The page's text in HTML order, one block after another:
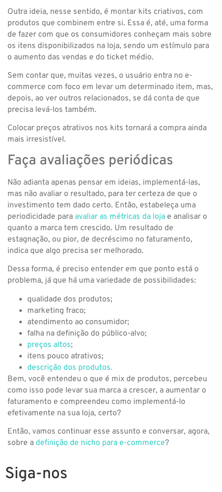
Outra ideia, nesse sentido, é montar kits criativos, com
produtos que combinem entre si. Essa é, até, uma forma
de fazer com que os consumidores conheçam mais sobre
os itens disponibilizados na loja, sendo um estímulo para
o aumento das vendas e do ticket médio.
Sem contar que, muitas vezes, o usuário entra no e-
commerce com foco em levar um determinado item, mas,
depois, ao ver outros relacionados, se dá conta de que
precisa levá-los também.
Colocar preços atrativos nos kits tornará a compra ainda
mais irresistível.
Faça avaliações periódicas
Não adianta apenas pensar em ideias, implementá-las,
mas não avaliar o resultado, para ter certeza de que o
investimento tem dado certo. Então, estabeleça uma
periodicidade para avaliar as métricas da loja e analisar o
quanto a marca tem crescido. Um resultado de
estagnação, ou pior, de decréscimo no faturamento,
indica que algo precisa ser melhorado.
Dessa forma, é preciso entender em que ponto está o
problema, já que há uma variedade de possibilidades:
qualidade dos produtos;
marketing fraco;
atendimento ao consumidor;
falha na definição do público-alvo;
preços altos;
itens pouco atrativos;
descrição dos produtos.
Bem, você entendeu o que é mix de produtos, percebeu
como isso pode levar sua marca a crescer, a aumentar o
faturamento e compreendeu como implementá-lo
efetivamente na sua loja, certo?
Então, vamos continuar esse assunto e conversar, agora,
sobre a definição de nicho para e-commerce?
Siga-nos